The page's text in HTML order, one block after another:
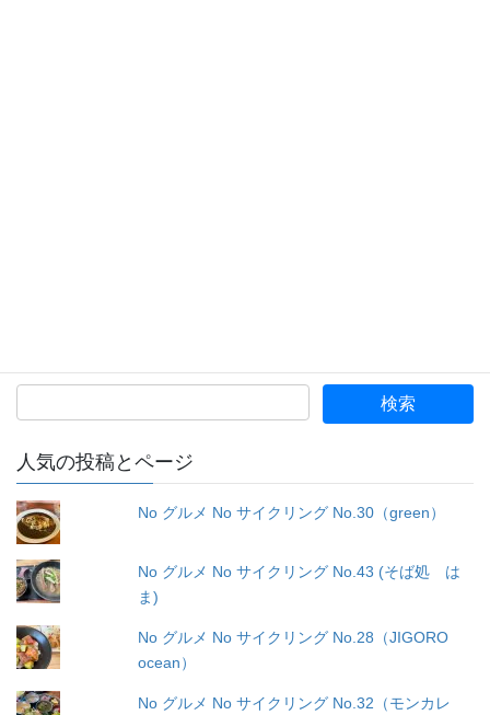
人気の投稿とページ
No グルメ No サイクリング No.30（green）
No グルメ No サイクリング No.43 (そば処 は
ま)
No グルメ No サイクリング No.28（JIGORO
ocean）
No グルメ No サイクリング No.32（モンカレ